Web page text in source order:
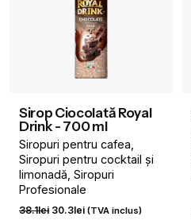
Sirop Ciocolată Royal
Drink - 700 ml
Siropuri pentru cafea
Siropuri pentru cocktail și
limonadă Siropuri
Profesionale
38.1lei Prețul
30.3leiPrețul
(TVA inclus)